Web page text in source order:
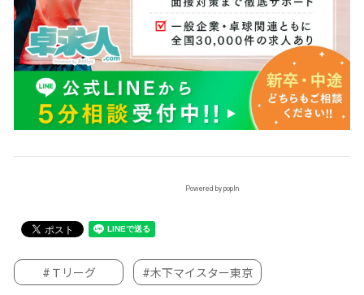
Powered by popIn
#Ｔリーグ #木下マイスター東京